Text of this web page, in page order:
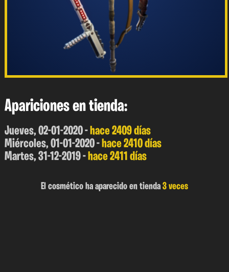
Apariciones en tienda:
Jueves, 02-01-2020 -hace 2409 días
Miércoles, 01-01-2020 -hace 2410 días
Martes, 31-12-2019 -hace 2411 días
El cosmético ha aparecido en tienda 3 veces